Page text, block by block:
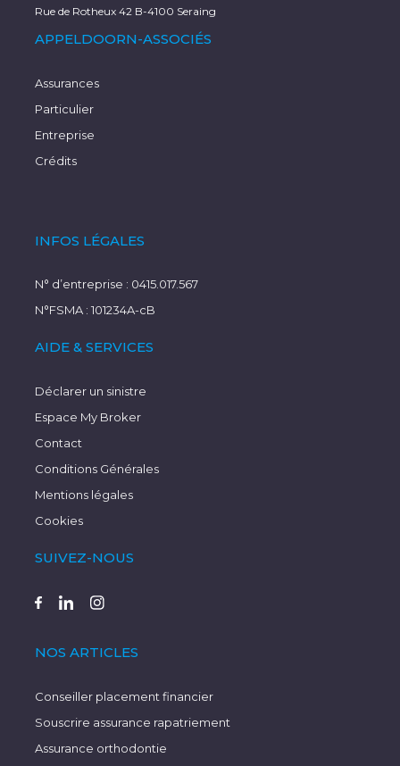
Rue de Rotheux 42 B-4100 Seraing
APPELDOORN-ASSOCIÉS
Assurances
Particulier
Entreprise
Crédits
INFOS LÉGALES
N° d’entreprise : 0415.017.567
N°FSMA : 101234A-cB
AIDE & SERVICES
Déclarer un sinistre
Espace My Broker
Contact
Conditions Générales
Mentions légales
Cookies
SUIVEZ-NOUS
NOS ARTICLES
Conseiller placement financier
Souscrire assurance rapatriement
Assurance orthodontie